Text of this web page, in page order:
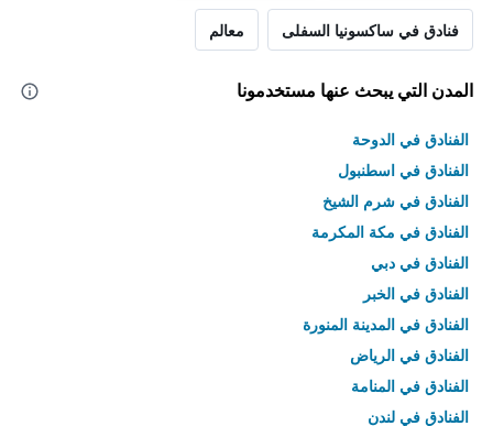
فنادق في ساكسونيا السفلى معالم
المدن التي يبحث عنها مستخدمونا
الفنادق في الدوحة
الفنادق في اسطنبول
الفنادق في شرم الشيخ
الفنادق في مكة المكرمة
الفنادق في دبي
الفنادق في الخبر
الفنادق في المدينة المنورة
الفنادق في الرياض
الفنادق في المنامة
الفنادق في لندن